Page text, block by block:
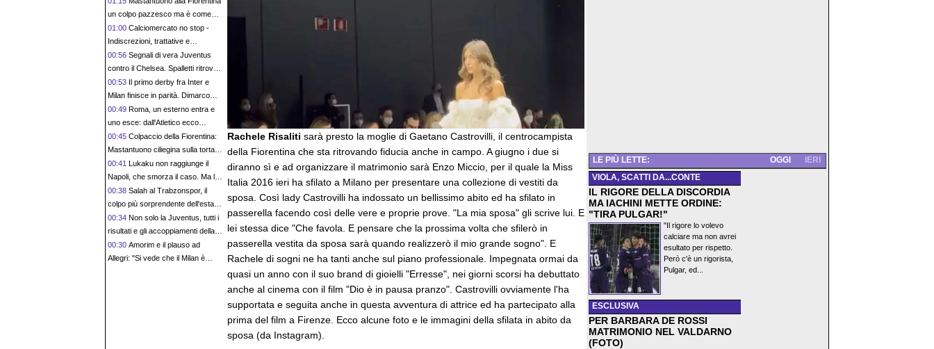
un colpo pazzesco ma è come
Endrick al Lione: serve spendere
e credere nello scouting per i
migliori talenti. Giovani italiani:
attenzione perché qualcosa sta
cambiando davvero
01:00 Calciomercato no stop -
Indiscrezioni, trattative e
retroscena del 5 agosto
00:56 Segnali di vera Juventus
contro il Chelsea. Spalletti ritrova
Zhegrova e parla di mercato
00:53 Il primo derby fra Inter e
Milan finisce in parità. Dimarco
subito fra i più pimpanti
00:49 Roma, un esterno entra e
uno esce: dall'Atletico ecco
Molina, Angelino saluta
00:45 Colpaccio della Fiorentina:
Mastantuono ciliegina sulla torta di
un mercato da sogno
00:41 Lukaku non raggiunge il
Napoli, che smorza il caso. Ma le
voci di mercato sono sempre più
forti
00:38 Salah al Trabzonspor, il
colpo più sorprendente dell'estate:
il calcio turco sempre più attraente
00:34 Non solo la Juventus, tutti i
risultati e gli accoppiamenti della
Women's Champions League
00:30 Amorim e il plauso ad
Allegri: "Si vede che il Milan è
Rachele Risaliti sarà presto la moglie di Gaetano Castrovilli, il centrocampista
della Fiorentina che sta ritrovando fiducia anche in campo. A giugno i due si
diranno sì e ad organizzare il matrimonio sarà Enzo Miccio, per il quale la Miss
Italia 2016 ieri ha sfilato a Milano per presentare una collezione di vestiti da
sposa. Così lady Castrovilli ha indossato un bellissimo abito ed ha sfilato in
passerella facendo così delle vere e proprie prove. "La mia sposa" gli scrive lui. E
lei stessa dice "Che favola. E pensare che la prossima volta che sfilerò in
passerella vestita da sposa sarà quando realizzerò il mio grande sogno". E
Rachele di sogni ne ha tanti anche sul piano professionale. Impegnata ormai da
quasi un anno con il suo brand di gioielli "Erresse", nei giorni scorsi ha debuttato
anche al cinema con il film "Dio è in pausa pranzo". Castrovilli ovviamente l'ha
supportata e seguita anche in questa avventura di attrice ed ha partecipato alla
prima del film a Firenze. Ecco alcune foto e le immagini della sfilata in abito da
sposa (da Instagram).
LE PIÙ LETTE: IERI
OGGI
VIOLA, SCATTI DA...CONTE
IL RIGORE DELLA DISCORDIA
MA IACHINI METTE ORDINE:
"TIRA PULGAR!"
"Il rigore lo volevo
calciare ma non avrei
esultato per rispetto.
Però c'è un rigorista,
Pulgar, ed...
ESCLUSIVA
PER BARBARA DE ROSSI
MATRIMONIO NEL VALDARNO
(FOTO)